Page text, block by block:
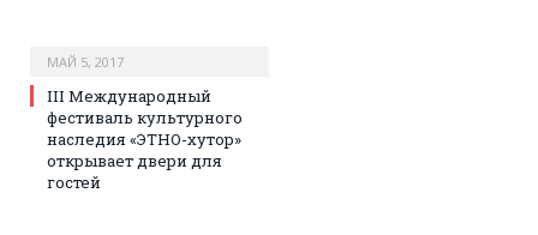
МАЙ 5, 2017
III Международный
фестиваль культурного
наследия «ЭТНО-хутор»
открывает двери для
гостей